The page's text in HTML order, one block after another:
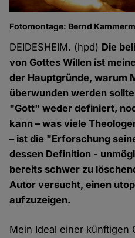
Fotomontage: Bernd
DEIDESHEIM. (hpd) Die
von Gottes Willen ist
der Hauptgründe, warum
überwunden werden
"Gott" weder definiert,
kann – was viele
– ist die "Erforschung
dessen Definition -
bereits schwer zu
Autor versucht, einen
aufzuzeigen.
Mein Ideal einer künftigen